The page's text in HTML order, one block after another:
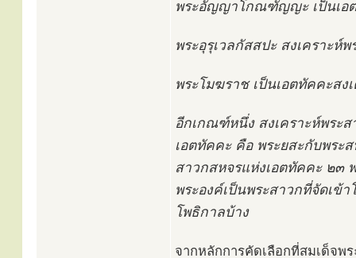
พระอัญญาโกณฑัญญะ เป็นเอต
พระอุรุเวลกัสสปะ สงเคราะห์
พระโมฆราช เป็นเอตทัคคะส
อีกเกณฑ์หนึ่ง สงเคราะห์พระ
เอตทัคคะ คือ พระยสะกับพระ
สาวกสหจรแห่งเอตทัคคะ ๒๓
พระองค์เป็นพระสาวกที่จัดเ
โพธิกาลบ้าง
จากหลักการคัดเลือกที่สมเด็จพ